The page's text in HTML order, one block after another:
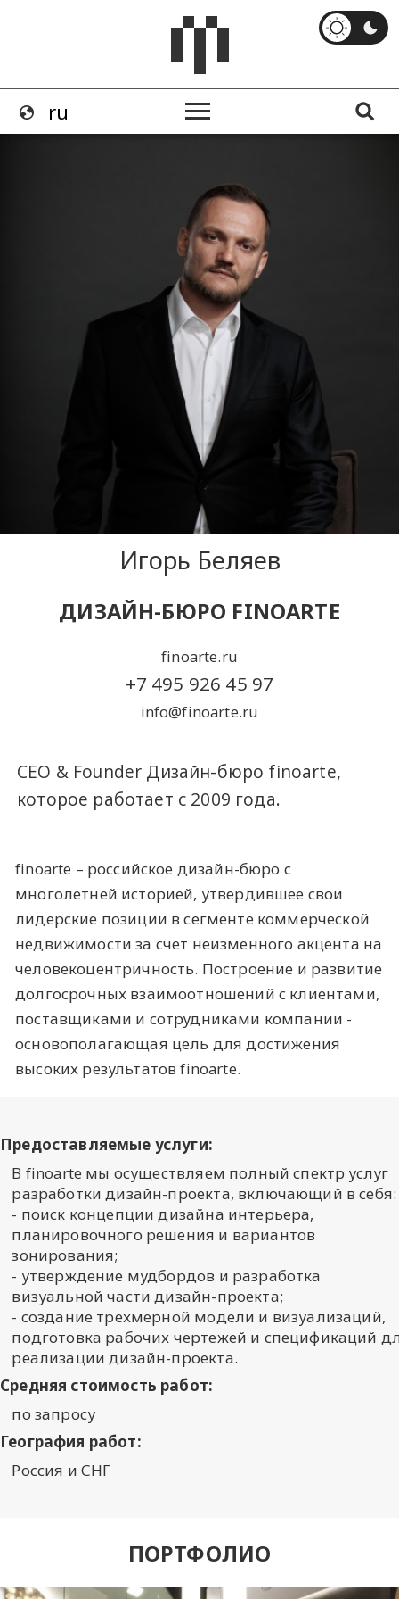
Игорь Беляев
ДИЗАЙН-БЮРО FINOARTE
finoarte.ru
+7 495 926 45 97
info@finoarte.ru
CEO & Founder Дизайн-бюро finoarte,
которое работает с 2009 года.
finoarte – российское дизайн-бюро с
многолетней историей, утвердившее свои
лидерские позиции в сегменте коммерческой
недвижимости за счет неизменного акцента на
человекоцентричность. Построение и развитие
долгосрочных взаимоотношений с клиентами,
поставщиками и сотрудниками компании -
основополагающая цель для достижения
высоких результатов finoarte.
Предоставляемые услуги:
В finoarte мы осуществляем полный спектр услуг
разработки дизайн-проекта, включающий в
- поиск концепции дизайна интерьера,
планировочного решения и вариантов
зонирования;
- утверждение мудбордов и разработка
визуальной части дизайн-проекта;
- создание трехмерной модели и визуализаций,
подготовка рабочих чертежей и спецификаций
реализации дизайн-проекта.
Средняя стоимость работ:
по запросу
География работ:
Россия и СНГ
ПОРТФОЛИО